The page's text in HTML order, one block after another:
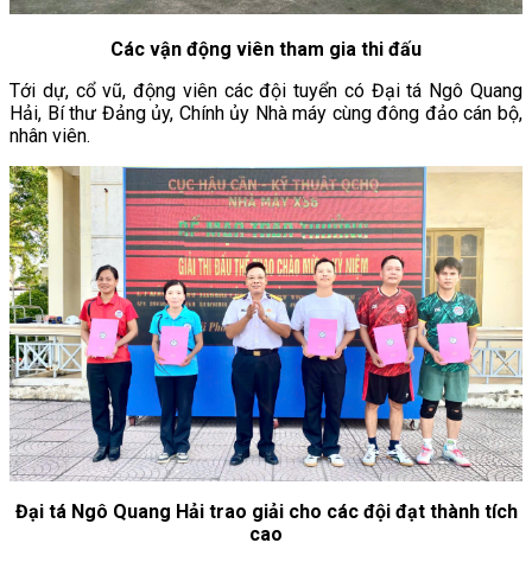
Các vận động viên tham gia thi đấu
Tới dự, cổ vũ, động viên các đội tuyển có Đại tá Ngô Quang
Hải, Bí thư Đảng ủy, Chính ủy Nhà máy cùng đông đảo cán bộ,
nhân viên.
Đại tá Ngô Quang Hải trao giải cho các đội đạt thành tích
cao